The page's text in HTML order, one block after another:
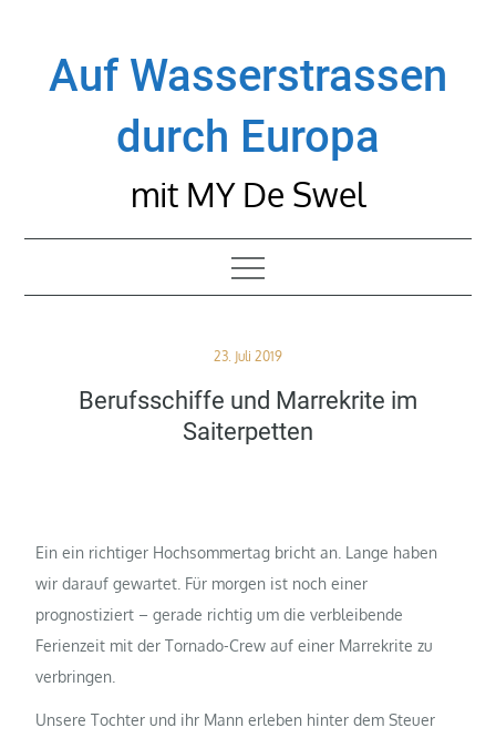
contentAuf Wasserstrassen
durch Europa
mit MY De Swel
Posted
23. Juli 2019
Berufsschiffe und Marrekrite im
Saiterpetten
Ein ein richtiger Hochsommertag bricht an. Lange haben
wir darauf gewartet. Für morgen ist noch einer
prognostiziert – gerade richtig um die verbleibende
Ferienzeit mit der Tornado-Crew auf einer Marrekrite zu
verbringen.
Unsere Tochter und ihr Mann erleben hinter dem Steuer